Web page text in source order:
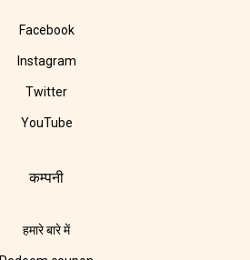
Facebook
Instagram
Twitter
YouTube
कम्पनी
हमारे बारे में